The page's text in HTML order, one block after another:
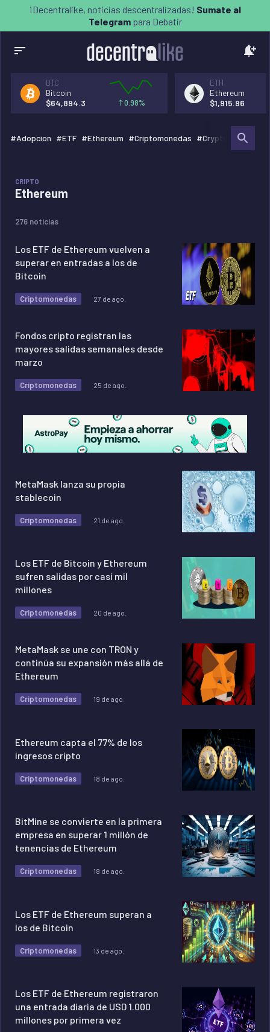
¡Decentralike, noticias descentralizadas! Sumate al
Telegram para Debatir
#Adopcion #ETF #Ethereum #Criptomonedas #Cryptos #Bitcoin
CRIPTO
Ethereum
276 noticias
Los ETF de Ethereum vuelven a
superar en entradas a los de
Bitcoin
Criptomonedas 27 de ago.
Fondos cripto registran las
mayores salidas semanales desde
marzo
Criptomonedas 25 de ago.
MetaMask lanza su propia
stablecoin
Criptomonedas 21 de ago.
Los ETF de Bitcoin y Ethereum
sufren salidas por casi mil
millones
Criptomonedas 20 de ago.
MetaMask se une con TRON y
continúa su expansión más allá de
Ethereum
Criptomonedas 19 de ago.
Ethereum capta el 77% de los
ingresos cripto
Criptomonedas 18 de ago.
BitMine se convierte en la primera
empresa en superar 1 millón de
tenencias de Ethereum
Criptomonedas 18 de ago.
Los ETF de Ethereum superan a
los de Bitcoin
Criptomonedas 13 de ago.
Los ETF de Ethereum registraron
una entrada diaria de USD 1.000
millones por primera vez
BTC
Bitcoin
$64,894.3 0.98%
ETH
Ethereum
$1,915.96